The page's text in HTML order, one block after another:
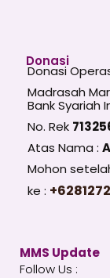
Donasi
Donasi
Madrasah
Bank Syariah
No. Rek
Atas Nama :
Mohon
ke :
MMS Update
Follow Us :